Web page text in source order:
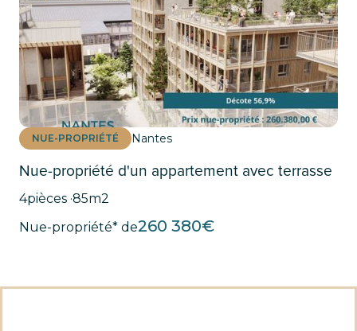
NUE-PROPRIÉTÉ Nantes
Nue-propriété d'un appartement avec terrasse
4pièces ·85m2
Nue-propriété* de260 380€